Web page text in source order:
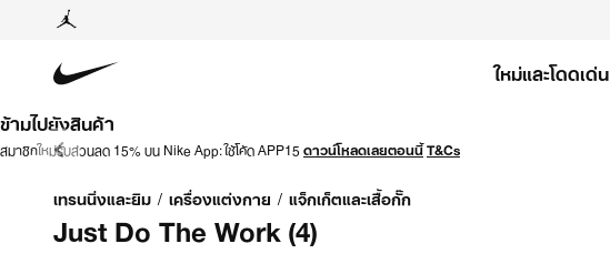
ใหม่และโดดเด่น
ข้ามไปยังสินค้า
สมาชิกใหม่รับส่วนลด 15% บน Nike App: ใช้โค้ด APP15ดาวน์โหลดเลยตอนนี้T&Cs
เทรนนิ่งและยิม / เครื่องแต่งกาย / แจ็กเก็ตและเสื้อกั๊ก
Just Do The Work(4)